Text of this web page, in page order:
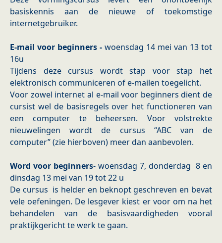
basiskennis aan de nieuwe of toekomstige
internetgebruiker.
E-mail voor beginners - woensdag 14 mei van 13 tot
16u
Tijdens deze cursus wordt stap voor stap het
elektronisch communiceren of e-mailen toegelicht.
Voor zowel internet al e-mail voor beginners dient de
cursist wel de basisregels over het functioneren van
een computer te beheersen. Voor volstrekte
nieuwelingen wordt de cursus “ABC van de
computer” (zie hierboven) meer dan aanbevolen.
Word voor beginners- woensdag 7, donderdag 8 en
dinsdag 13 mei van 19 tot 22 u
De cursus is helder en beknopt geschreven en bevat
vele oefeningen. De lesgever kiest er voor om na het
behandelen van de basisvaardigheden vooral
praktijkgericht te werk te gaan.